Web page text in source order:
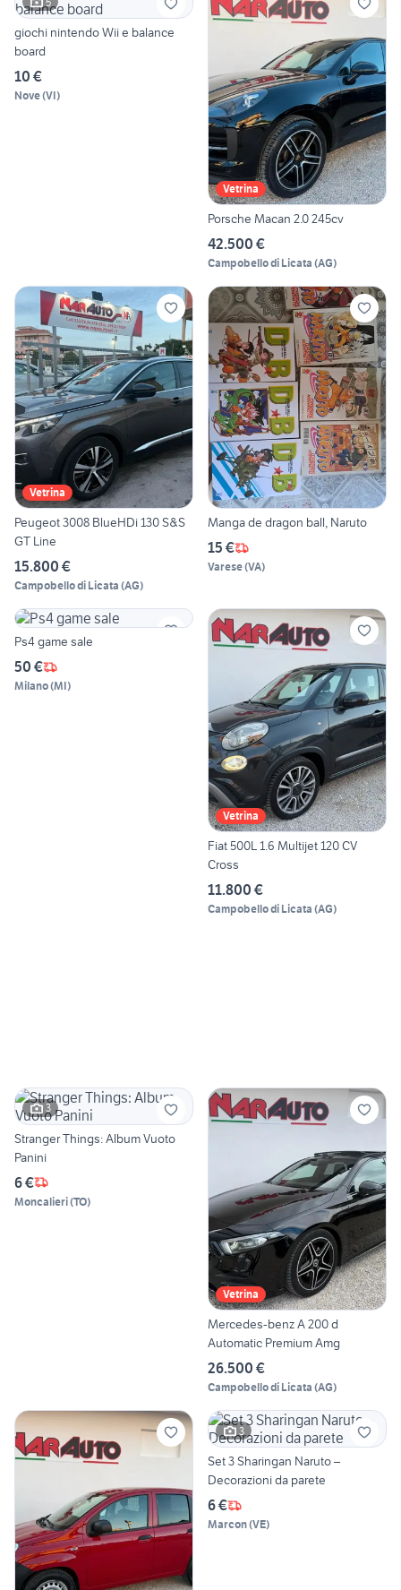
giochi nintendo Wii e balance
board
10 €
Nove(VI)
Vetrina
Porsche Macan 2.0 245cv
42.500 €
Campobello di Licata (AG)
Vetrina
Peugeot 3008 BlueHDi 130 S&S
GT Line
15.800 €
Campobello di Licata (AG)
Manga de dragon ball, Naruto
15 €
Varese(VA)
Ps4 game sale
50 €
Milano(MI)
Vetrina
Fiat 500L 1.6 Multijet 120 CV
Cross
11.800 €
Campobello di Licata (AG)
3
Stranger Things: Album Vuoto
Panini
6 €
Moncalieri(TO)
Vetrina
Mercedes-benz A 200 d
Automatic Premium Amg
26.500 €
Campobello di Licata (AG)
3
Set 3 Sharingan Naruto –
Decorazioni da parete
6 €
Marcon(VE)